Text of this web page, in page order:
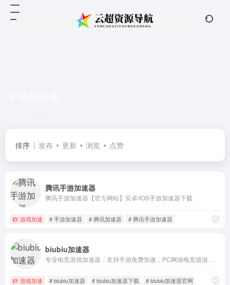
排序 发布 更新 浏览 点赞
腾讯手游加速器
腾讯手游加速器【官方网站】安卓/IOS手游加速器下载
游戏加速 # 手游加速器 # 腾讯加速器 # 腾讯手游加速器
biubiu加速器
游戏加速 # biubiu加速器 # biubiu加速器下载 # biubiu加速器官网